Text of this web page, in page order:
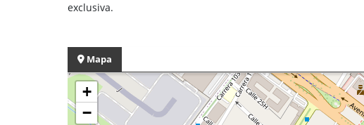
exclusiva.
Mapa
+
−